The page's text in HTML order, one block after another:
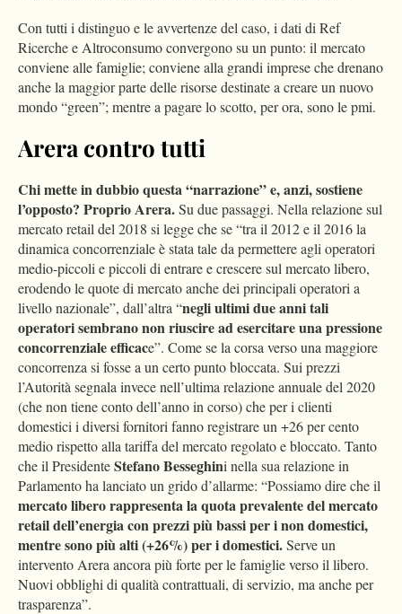
Con tutti i distinguo e le avvertenze del caso, i dati di Ref
Ricerche e Altroconsumo convergono su un punto: il mercato
conviene alle famiglie; conviene alla grandi imprese che drenano
anche la maggior parte delle risorse destinate a creare un nuovo
mondo “green”; mentre a pagare lo scotto, per ora, sono le pmi.
Arera contro tutti
Chi mette in dubbio questa “narrazione” e, anzi, sostiene
l’opposto? Proprio Arera.Su due passaggi. Nella relazione sul
mercato retail del 2018 si legge che se “tra il 2012 e il 2016 la
dinamica concorrenziale è stata tale da permettere agli operatori
medio-piccoli e piccoli di entrare e crescere sul mercato libero,
erodendo le quote di mercato anche dei principali operatori a
livello nazionale”, dall’altra “negli ultimi due anni tali
operatori sembrano non riuscire ad esercitare una pressione
concorrenziale efficace”. Come se la corsa verso una maggiore
concorrenza si fosse a un certo punto bloccata. Sui prezzi
l’Autorità segnala invece nell’ultima relazione annuale del 2020
(che non tiene conto dell’anno in corso) che per i clienti
domestici i diversi fornitori fanno registrare un +26 per cento
medio rispetto alla tariffa del mercato regolato e bloccato. Tanto
che il PresidenteStefano Besseghini nella sua relazione in
Parlamento ha lanciato un grido d’allarme: “Possiamo dire che il
mercato libero rappresenta la quota prevalente del mercato
retail dell’energia con prezzi più bassi per i non domestici,
mentre sono più alti (+26%) per i domestici.Serve un
intervento Arera ancora più forte per le famiglie verso il libero.
Nuovi obblighi di qualità contrattuali, di servizio, ma anche per
trasparenza”.